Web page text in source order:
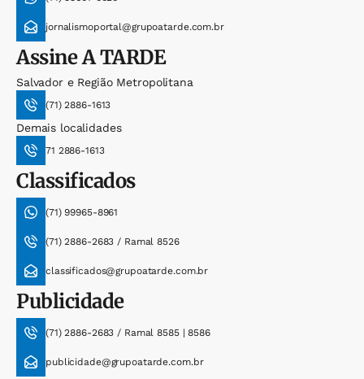
jornalismoportal@grupoatarde.com.br
AssineA TARDE
Salvador e Região Metropolitana
(71) 2886-1613
Demais localidades
71 2886-1613
Classificados
(71) 99965-8961
(71) 2886-2683 / Ramal 8526
classificados@grupoatarde.com.br
Publicidade
(71) 2886-2683 / Ramal 8585 | 8586
publicidade@grupoatarde.com.br